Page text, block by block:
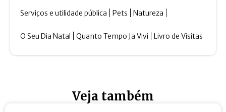
Serviços e utilidade pública Pets Natureza
O Seu Dia Natal Quanto Tempo Ja Vivi Livro de Visitas
Veja também